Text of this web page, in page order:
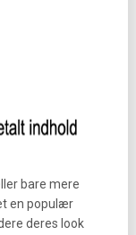
bare mere
en populær
deres look